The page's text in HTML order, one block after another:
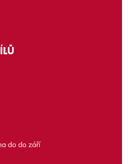
do do září